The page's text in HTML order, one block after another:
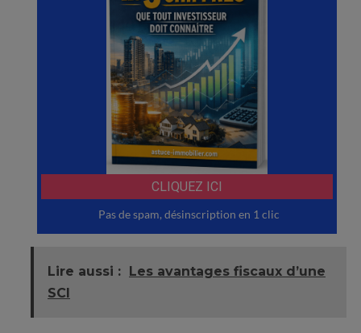
Lire aussi :
Les avantages fiscaux d’une
SCI